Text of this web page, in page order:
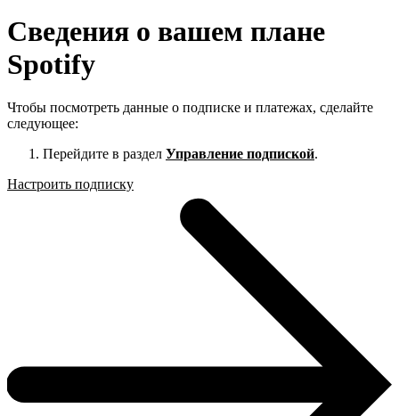
Сведения о вашем плане
Spotify
Чтобы посмотреть данные о подписке и платежах, сделайте
следующее:
Перейдите в раздел Управление подпиской.
Настроить подписку